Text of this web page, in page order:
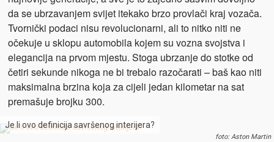
da se ubrzavanjem svijet itekako brzo provlači kraj vozača.
Tvornički podaci nisu revolucionarni, ali to nitko niti ne
očekuje u sklopu automobila kojem su vozna svojstva i
elegancija na prvom mjestu. Stoga ubrzanje do stotke od
četiri sekunde nikoga ne bi trebalo razočarati – baš kao niti
maksimalna brzina koja za cijeli jedan kilometar na sat
premašuje brojku 300.
Je li ovo definicija savršenog interijera?
foto: Aston Martin